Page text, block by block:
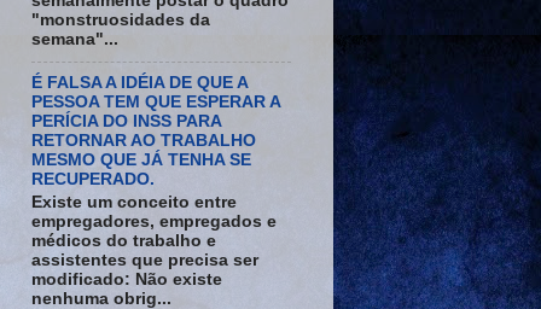
"monstruosidades da
semana"...
É FALSA A IDÉIA DE QUE A
PESSOA TEM QUE ESPERAR A
PERÍCIA DO INSS PARA
RETORNAR AO TRABALHO
MESMO QUE JÁ TENHA SE
RECUPERADO.
Existe um conceito entre
empregadores, empregados e
médicos do trabalho e
assistentes que precisa ser
modificado: Não existe
nenhuma obrig...